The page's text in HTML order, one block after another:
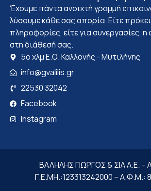
Έχουμε πάντα ανοιχτή γραμμή
λύσουμε κάθε σας απορία. Είτε
πληροφορίες, είτε για συνεργασίες, η
στη διάθεσή σας.
5ο χλμ Ε.Ο. Καλλονής - Μυτιλήνης
info@gvalilis.gr
22530 32042
Facebook
Instagram
ΒΑΛΗΛΗΣ ΓΙΩΡΓΟΣ & ΣΙΑ Α.Ε. –
Γ.Ε.ΜΗ.:123313242000 – Α.Φ.Μ.: